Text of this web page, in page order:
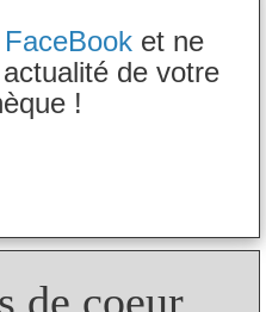
FaceBook et ne
de votre
!
de coeur